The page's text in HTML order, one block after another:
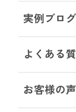
実例ブログ
よくある
お客様の声
通話無料